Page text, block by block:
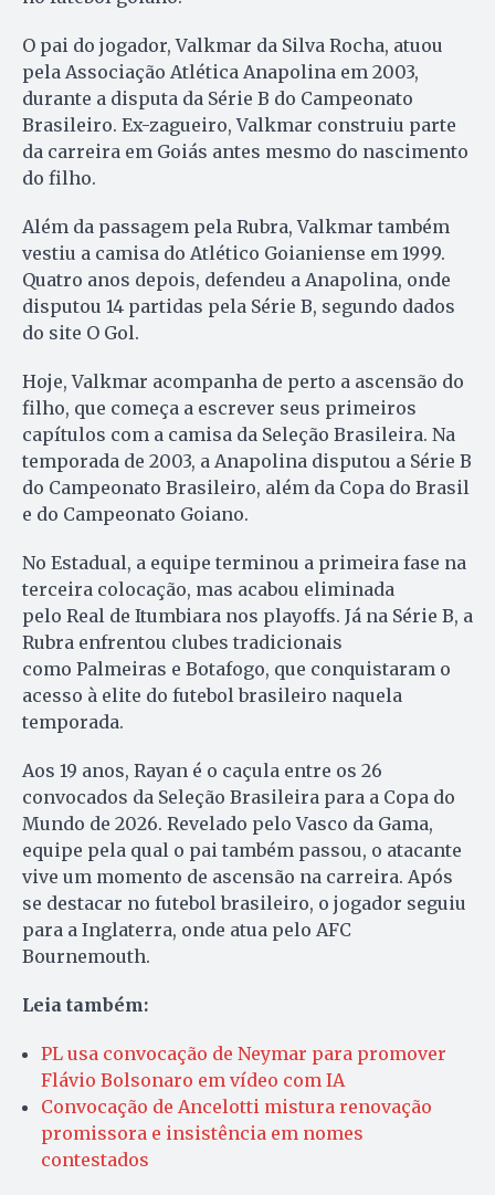
O pai do jogador, Valkmar da Silva Rocha, atuou
pela Associação Atlética Anapolina em 2003,
durante a disputa da Série B do Campeonato
Brasileiro. Ex-zagueiro, Valkmar construiu parte
da carreira em Goiás antes mesmo do nascimento
do filho.
Além da passagem pela Rubra, Valkmar também
vestiu a camisa do Atlético Goianiense em 1999.
Quatro anos depois, defendeu a Anapolina, onde
disputou 14 partidas pela Série B, segundo dados
do site O Gol.
Hoje, Valkmar acompanha de perto a ascensão do
filho, que começa a escrever seus primeiros
capítulos com a camisa da Seleção Brasileira. Na
temporada de 2003, a Anapolina disputou a Série B
do Campeonato Brasileiro, além da Copa do Brasil
e do Campeonato Goiano.
No Estadual, a equipe terminou a primeira fase na
terceira colocação, mas acabou eliminada
pelo Real de Itumbiara nos playoffs. Já na Série B, a
Rubra enfrentou clubes tradicionais
como Palmeiras e Botafogo, que conquistaram o
acesso à elite do futebol brasileiro naquela
temporada.
Aos 19 anos, Rayan é o caçula entre os 26
convocados da Seleção Brasileira para a Copa do
Mundo de 2026. Revelado pelo Vasco da Gama,
equipe pela qual o pai também passou, o atacante
vive um momento de ascensão na carreira. Após
se destacar no futebol brasileiro, o jogador seguiu
para a Inglaterra, onde atua pelo AFC
Bournemouth.
Leia também:
PL usa convocação de Neymar para promover
Flávio Bolsonaro em vídeo com IA
Convocação de Ancelotti mistura renovação
promissora e insistência em nomes
contestados